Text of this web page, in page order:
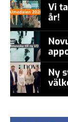
Vi
år!
new
Ny